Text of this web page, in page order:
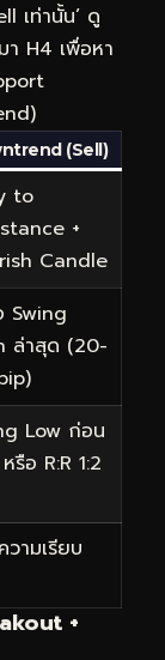
เท่านั้น’ ดู
H4 เพื่อหา
(Sell)
to
+
Candle
Swing
ล่าสุด (20-
Low ก่อน
รือ R:R 1:2
ามเรียบ
+